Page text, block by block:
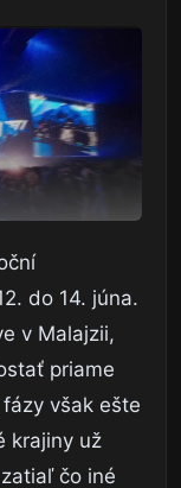
do 14. júna.
v Malajzii,
priame
však ešte
krajiny už
čo iné